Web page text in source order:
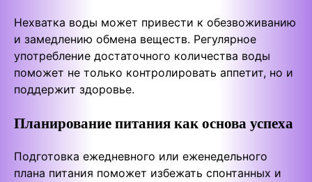
Нехватка воды может привести к обезвоживанию
и замедлению обмена веществ. Регулярное
употребление достаточного количества воды
поможет не только контролировать аппетит, но и
поддержит здоровье.
Планирование питания как основа успеха
Подготовка ежедневного или еженедельного
плана питания поможет избежать спонтанных и